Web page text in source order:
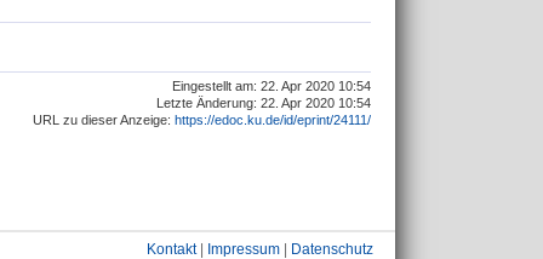
Eingestellt am: 22. Apr 2020 10:54
Letzte Änderung: 22. Apr 2020 10:54
URL zu dieser Anzeige: https://edoc.ku.de/id/eprint/24111/
Kontakt| Impressum Datenschutz